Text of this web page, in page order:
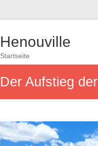
Henouville
Startseite
Der Aufstieg